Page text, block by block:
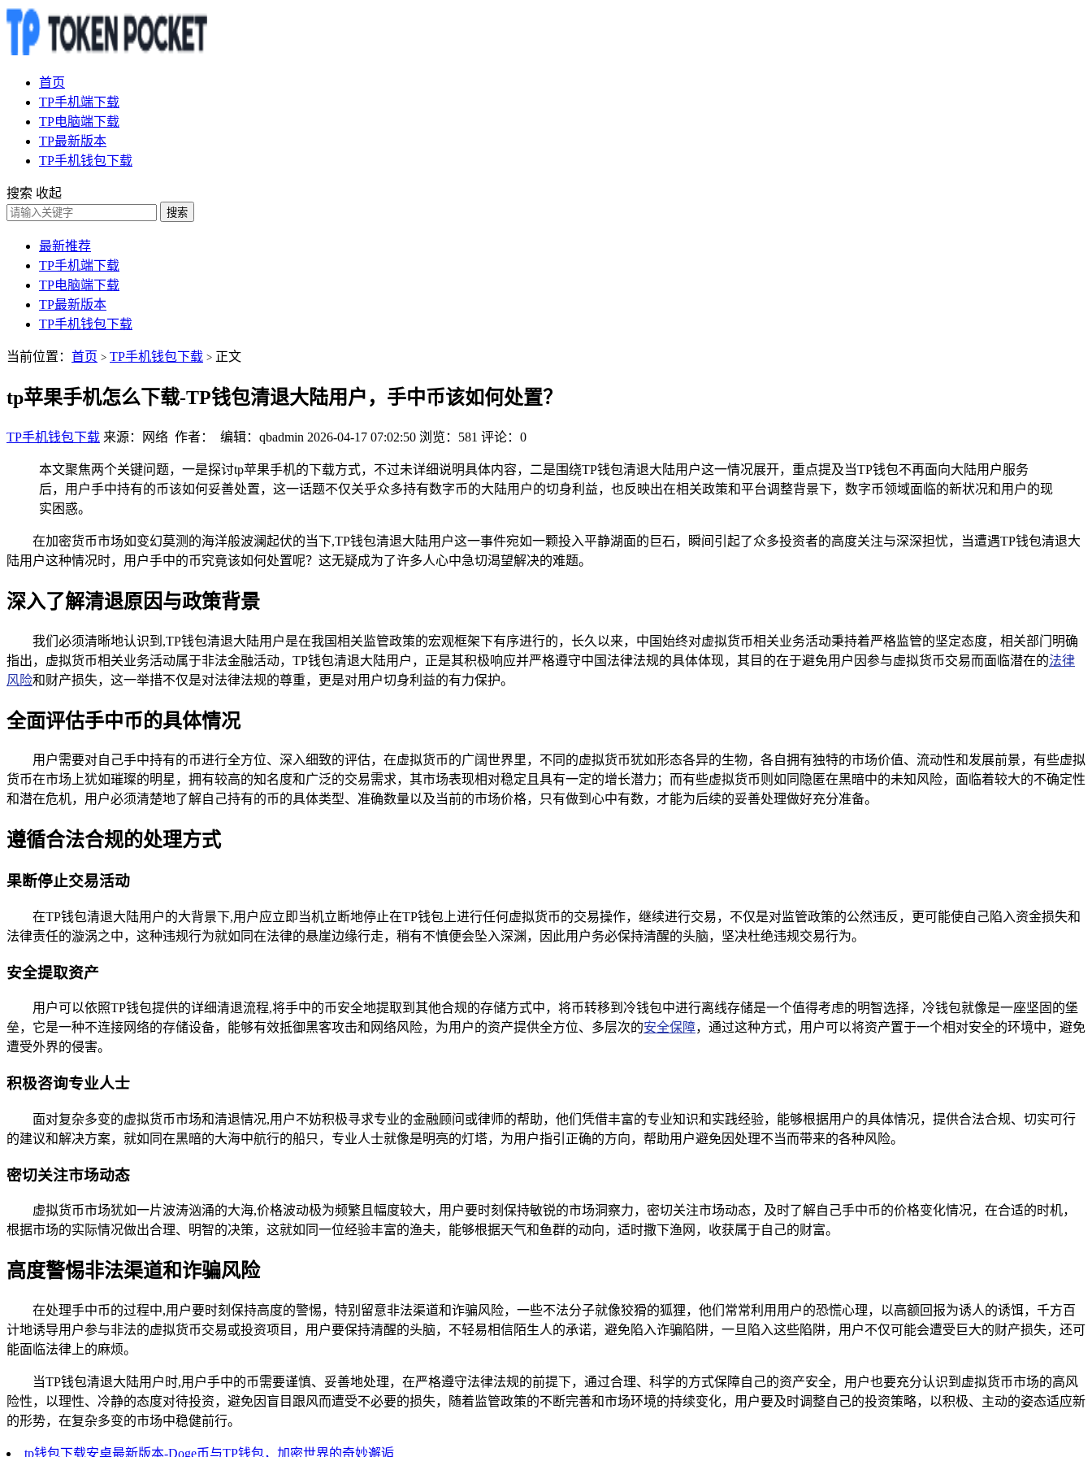
首页
TP手机端下载
TP电脑端下载
TP最新版本
TP手机钱包下载
搜索 收起
搜索
最新推荐
TP手机端下载
TP电脑端下载
TP最新版本
TP手机钱包下载
当前位置： 首页 > TP手机钱包下载 > 正文
tp苹果手机怎么下载-TP钱包清退大陆用户，手中币该如何处置？
TP手机钱包下载 来源：网络 作者： 编辑：qbadmin 2026-04-17 07:02:50 浏览：581 评论：0
本文聚焦两个关键问题，一是探讨tp苹果手机的下载方式，不过未详细说明具体内容，二是围绕TP钱包清退大陆用户这一情况展开，重点提及当TP钱包不再面向大陆用户服务
后，用户手中持有的币该如何妥善处置，这一话题不仅关乎众多持有数字币的大陆用户的切身利益，也反映出在相关政策和平台调整背景下，数字币领域面临的新状况和用户的现
实困惑。
在加密货币市场如变幻莫测的海洋般波澜起伏的当下,TP钱包清退大陆用户这一事件宛如一颗投入平静湖面的巨石，瞬间引起了众多投资者的高度关注与深深担忧，当遭遇TP钱包清退大
陆用户这种情况时，用户手中的币究竟该如何处置呢？这无疑成为了许多人心中急切渴望解决的难题。
深入了解清退原因与政策背景
我们必须清晰地认识到,TP钱包清退大陆用户是在我国相关监管政策的宏观框架下有序进行的，长久以来，中国始终对虚拟货币相关业务活动秉持着严格监管的坚定态度，相关部门明确
指出，虚拟货币相关业务活动属于非法金融活动，TP钱包清退大陆用户，正是其积极响应并严格遵守中国法律法规的具体体现，其目的在于避免用户因参与虚拟货币交易而面临潜在的法律
风险和财产损失，这一举措不仅是对法律法规的尊重，更是对用户切身利益的有力保护。
全面评估手中币的具体情况
用户需要对自己手中持有的币进行全方位、深入细致的评估，在虚拟货币的广阔世界里，不同的虚拟货币犹如形态各异的生物，各自拥有独特的市场价值、流动性和发展前景，有些虚拟
货币在市场上犹如璀璨的明星，拥有较高的知名度和广泛的交易需求，其市场表现相对稳定且具有一定的增长潜力；而有些虚拟货币则如同隐匿在黑暗中的未知风险，面临着较大的不确定性
和潜在危机，用户必须清楚地了解自己持有的币的具体类型、准确数量以及当前的市场价格，只有做到心中有数，才能为后续的妥善处理做好充分准备。
遵循合法合规的处理方式
果断停止交易活动
在TP钱包清退大陆用户的大背景下,用户应立即当机立断地停止在TP钱包上进行任何虚拟货币的交易操作，继续进行交易，不仅是对监管政策的公然违反，更可能使自己陷入资金损失和
法律责任的漩涡之中，这种违规行为就如同在法律的悬崖边缘行走，稍有不慎便会坠入深渊，因此用户务必保持清醒的头脑，坚决杜绝违规交易行为。
安全提取资产
用户可以依照TP钱包提供的详细清退流程,将手中的币安全地提取到其他合规的存储方式中，将币转移到冷钱包中进行离线存储是一个值得考虑的明智选择，冷钱包就像是一座坚固的堡
垒，它是一种不连接网络的存储设备，能够有效抵御黑客攻击和网络风险，为用户的资产提供全方位、多层次的安全保障，通过这种方式，用户可以将资产置于一个相对安全的环境中，避免
遭受外界的侵害。
积极咨询专业人士
面对复杂多变的虚拟货币市场和清退情况,用户不妨积极寻求专业的金融顾问或律师的帮助，他们凭借丰富的专业知识和实践经验，能够根据用户的具体情况，提供合法合规、切实可行
的建议和解决方案，就如同在黑暗的大海中航行的船只，专业人士就像是明亮的灯塔，为用户指引正确的方向，帮助用户避免因处理不当而带来的各种风险。
密切关注市场动态
虚拟货币市场犹如一片波涛汹涌的大海,价格波动极为频繁且幅度较大，用户要时刻保持敏锐的市场洞察力，密切关注市场动态，及时了解自己手中币的价格变化情况，在合适的时机，
根据市场的实际情况做出合理、明智的决策，这就如同一位经验丰富的渔夫，能够根据天气和鱼群的动向，适时撒下渔网，收获属于自己的财富。
高度警惕非法渠道和诈骗风险
在处理手中币的过程中,用户要时刻保持高度的警惕，特别留意非法渠道和诈骗风险，一些不法分子就像狡猾的狐狸，他们常常利用用户的恐慌心理，以高额回报为诱人的诱饵，千方百
计地诱导用户参与非法的虚拟货币交易或投资项目，用户要保持清醒的头脑，不轻易相信陌生人的承诺，避免陷入诈骗陷阱，一旦陷入这些陷阱，用户不仅可能会遭受巨大的财产损失，还可
能面临法律上的麻烦。
当TP钱包清退大陆用户时,用户手中的币需要谨慎、妥善地处理，在严格遵守法律法规的前提下，通过合理、科学的方式保障自己的资产安全，用户也要充分认识到虚拟货币市场的高风
险性，以理性、冷静的态度对待投资，避免因盲目跟风而遭受不必要的损失，随着监管政策的不断完善和市场环境的持续变化，用户要及时调整自己的投资策略，以积极、主动的姿态适应新
的形势，在复杂多变的市场中稳健前行。
tp钱包下载安卓最新版本-Doge币与TP钱包，加密世界的奇妙邂逅